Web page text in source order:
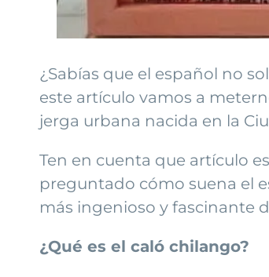
¿Sabías que el español no
este artículo vamos a
jerga urbana nacida en la
Ten en cuenta que artículo
preguntado cómo suena el
más ingenioso y fascinante
¿Qué es el caló chilango?